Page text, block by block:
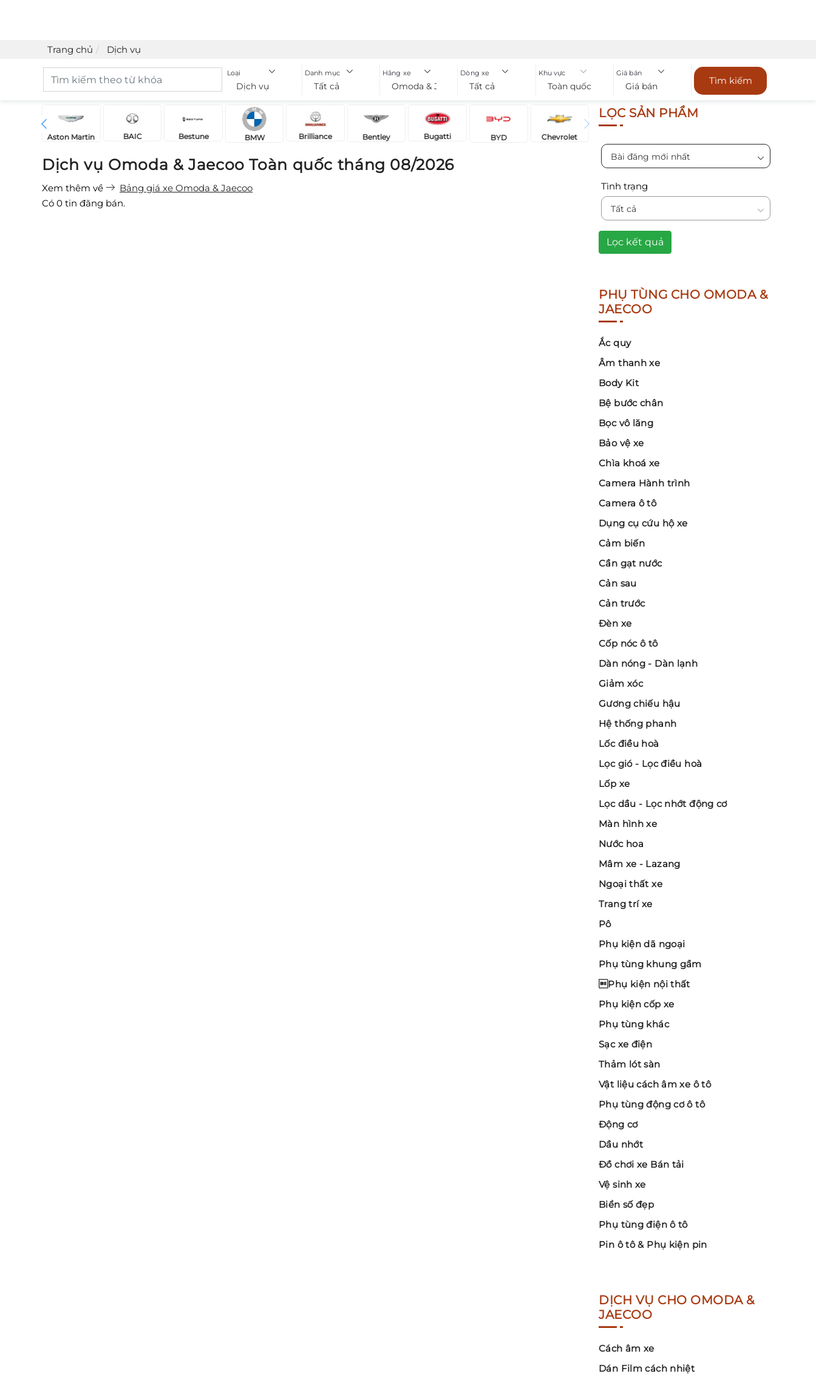
Trang chủ Dịch vụ
Loại
Dịch vụ
Danh mục
Tất cả
Hãng xe
Omoda & Jaecoo
Dòng xe
Tất cả
Khu vực
Toàn quốc
Giá bán
Giá bán Tìm kiếm
Aston Martin BAIC Bestune BMW Brilliance Bentley Bugatti BYD Chevrolet
Dịch vụ Omoda & Jaecoo Toàn quốc tháng 08/2026
Xem thêm về
Bảng giá xe Omoda & Jaecoo
Có 0 tin đăng bán.
LỌC SẢN PHẨM
Bài đăng mới nhất
Tình trạng
Tất cả
Lọc kết quả
PHỤ TÙNG CHO OMODA &
JAECOO
Ắc quy
Âm thanh xe
Body Kit
Bệ bước chân
Bọc vô lăng
Bảo vệ xe
Chìa khoá xe
Camera Hành trình
Camera ô tô
Dụng cụ cứu hộ xe
Cảm biến
Cần gạt nước
Cản sau
Cản trước
Đèn xe
Cốp nóc ô tô
Dàn nóng - Dàn lạnh
Giảm xóc
Gương chiếu hậu
Hệ thống phanh
Lốc điều hoà
Lọc gió - Lọc điều hoà
Lốp xe
Lọc dầu - Lọc nhớt động cơ
Màn hình xe
Nước hoa
Mâm xe - Lazang
Ngoại thất xe
Trang trí xe
Pô
Phụ kiện dã ngoại
Phụ tùng khung gầm
Phụ kiện nội thất
Phụ kiện cốp xe
Phụ tùng khác
Sạc xe điện
Thảm lót sàn
Vật liệu cách âm xe ô tô
Phụ tùng động cơ ô tô
Động cơ
Dầu nhớt
Đồ chơi xe Bán tải
Vệ sinh xe
Biển số đẹp
Phụ tùng điện ô tô
Pin ô tô & Phụ kiện pin
DỊCH VỤ CHO OMODA &
JAECOO
Cách âm xe
Dán Film cách nhiệt